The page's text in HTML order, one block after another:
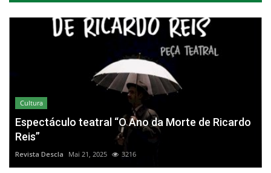
Cultura
Espectáculo teatral “O Ano da Morte de Ricardo
Reis”
Revista Descla Mai 21, 2025 3216